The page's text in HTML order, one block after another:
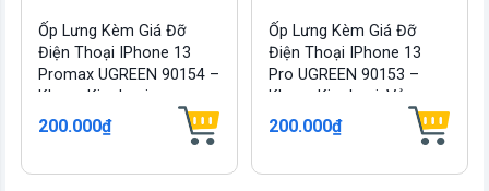
Ốp Lưng Kèm Giá Đỡ
Điện Thoại IPhone 13
Promax UGREEN 90154 –
Khung Kim Loại,...
200.000₫
Ốp Lưng Kèm Giá Đỡ
Điện Thoại IPhone 13
Pro UGREEN 90153 –
Khung Kim Loại, Vỏ...
200.000₫